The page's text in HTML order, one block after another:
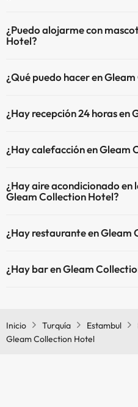
¿Puedo alojarme con
Hotel?
¿Qué puedo hacer en
(algunas pueden ser de pago).
¿Hay recepción 24 horas en
¿Hay calefacción en Gleam
¿Hay aire acondicionado en
Gleam Collection Hotel?
comunes.
¿Hay restaurante en Gleam
¿Hay bar en Gleam
Inicio Turquía Estambul
Gleam Collection Hotel